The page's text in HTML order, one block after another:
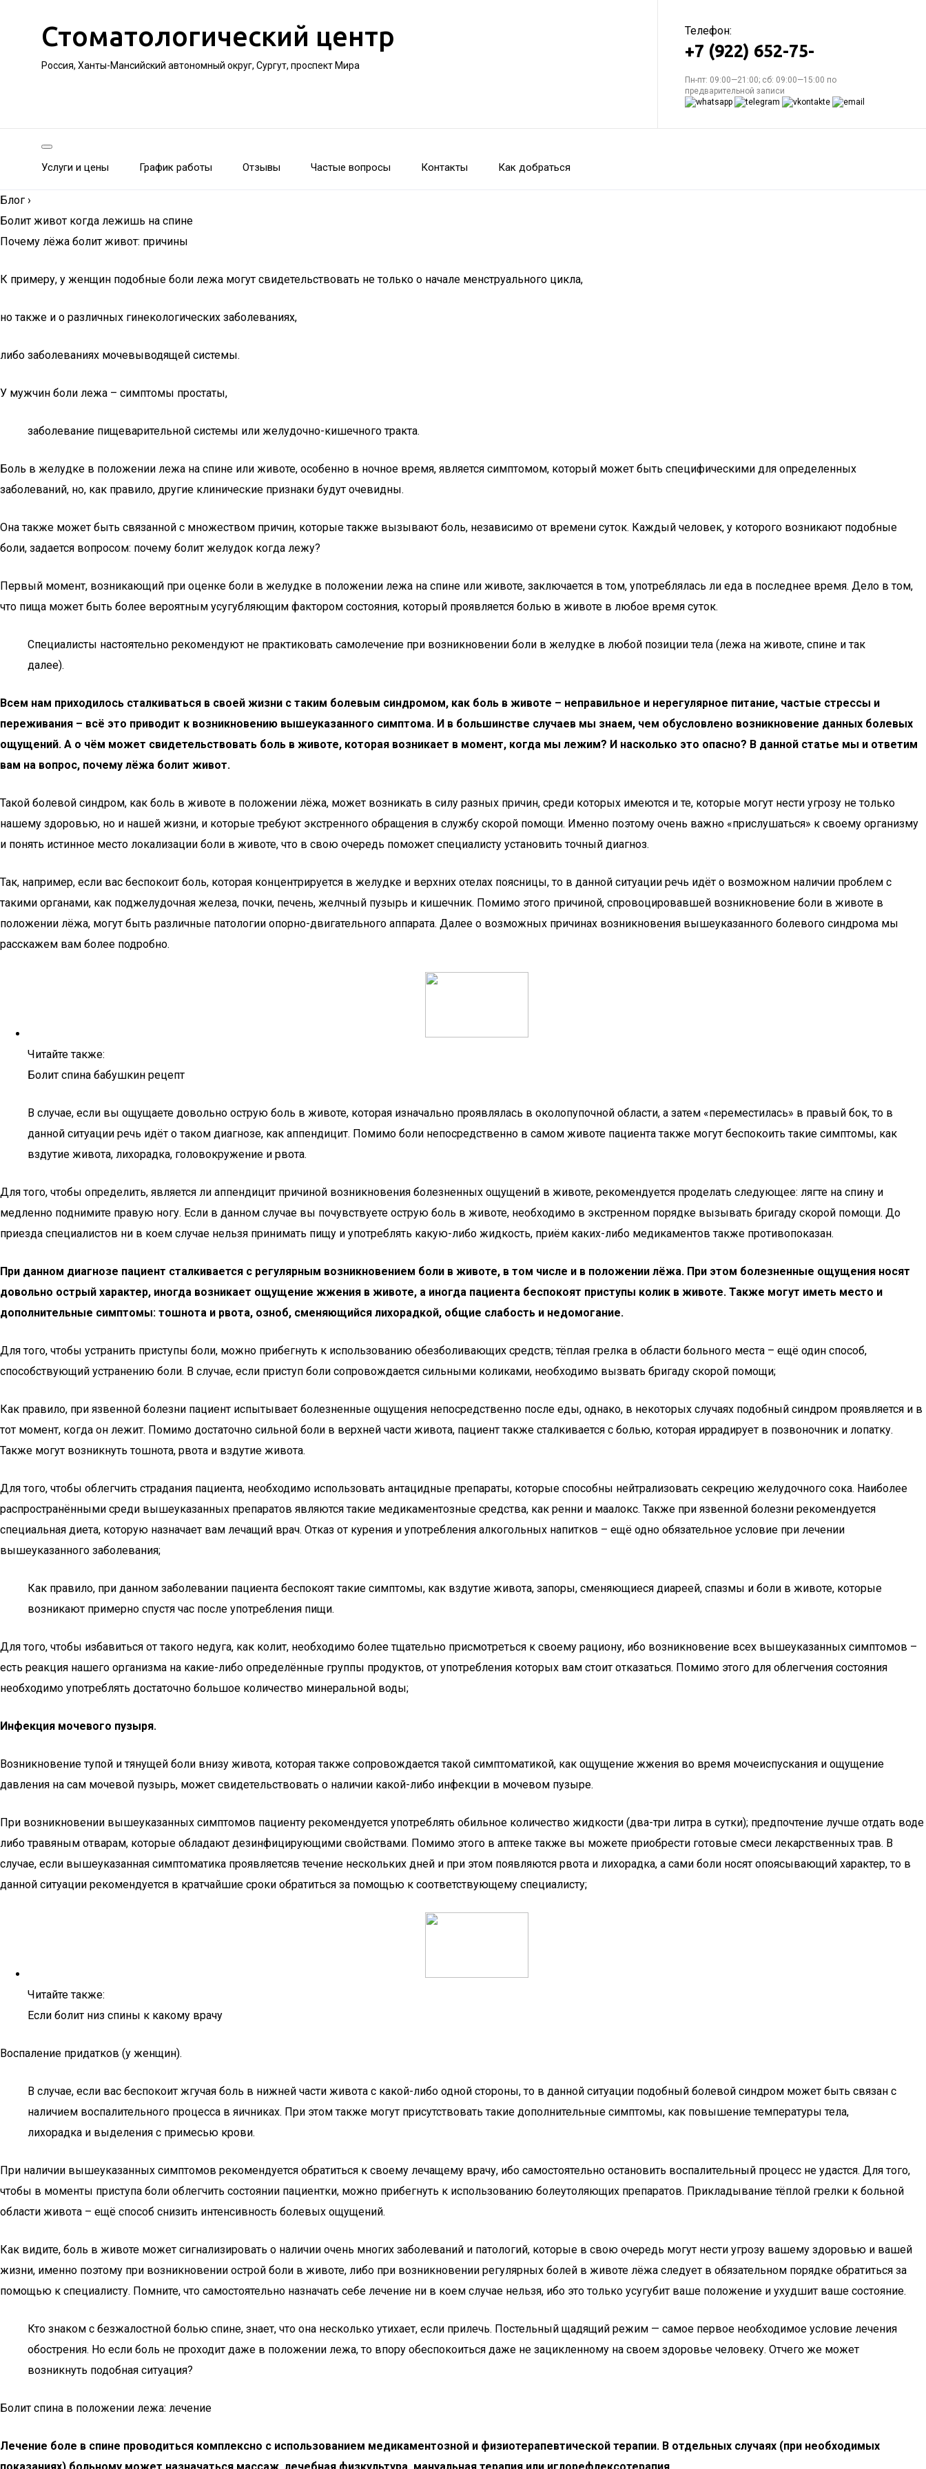
Стоматологический центр
Россия, Ханты-Мансийский автономный округ, Сургут, проспект Мира
Телефон:
+7 (922) 652-75-
Пн-пт: 09:00—21:00; сб: 09:00—15:00 по
предварительной записи
Услуги и цены График работы Отзывы Частые вопросы Контакты Как добраться
Блог ›
Болит живот когда лежишь на спине
Почему лёжа болит живот: причины
К примеру, у женщин подобные боли лежа могут свидетельствовать не только о начале менструального цикла,
но также и о различных гинекологических заболеваниях,
либо заболеваниях мочевыводящей системы.
У мужчин боли лежа – симптомы простаты,
заболевание пищеварительной системы или желудочно-кишечного тракта.
Боль в желудке в положении лежа на спине или животе, особенно в ночное время, является симптомом, который может быть специфическими для определенных
заболеваний, но, как правило, другие клинические признаки будут очевидны.
Она также может быть связанной с множеством причин, которые также вызывают боль, независимо от времени суток. Каждый человек, у которого возникают подобные
боли, задается вопросом: почему болит желудок когда лежу?
Первый момент, возникающий при оценке боли в желудке в положении лежа на спине или животе, заключается в том, употреблялась ли еда в последнее время. Дело в том,
что пища может быть более вероятным усугубляющим фактором состояния, который проявляется болью в животе в любое время суток.
Специалисты настоятельно рекомендуют не практиковать самолечение при возникновении боли в желудке в любой позиции тела (лежа на животе, спине и так
далее).
Всем нам приходилось сталкиваться в своей жизни с таким болевым синдромом, как боль в животе – неправильное и нерегулярное питание, частые стрессы и
переживания – всё это приводит к возникновению вышеуказанного симптома. И в большинстве случаев мы знаем, чем обусловлено возникновение данных болевых
ощущений. А о чём может свидетельствовать боль в животе, которая возникает в момент, когда мы лежим? И насколько это опасно? В данной статье мы и ответим
вам на вопрос, почему лёжа болит живот.
Такой болевой синдром, как боль в животе в положении лёжа, может возникать в силу разных причин, среди которых имеются и те, которые могут нести угрозу не только
нашему здоровью, но и нашей жизни, и которые требуют экстренного обращения в службу скорой помощи. Именно поэтому очень важно «прислушаться» к своему организму
и понять истинное место локализации боли в животе, что в свою очередь поможет специалисту установить точный диагноз.
Так, например, если вас беспокоит боль, которая концентрируется в желудке и верхних отелах поясницы, то в данной ситуации речь идёт о возможном наличии проблем с
такими органами, как поджелудочная железа, почки, печень, желчный пузырь и кишечник. Помимо этого причиной, спровоцировавшей возникновение боли в животе в
положении лёжа, могут быть различные патологии опорно-двигательного аппарата. Далее о возможных причинах возникновения вышеуказанного болевого синдрома мы
расскажем вам более подробно.
Читайте также:
Болит спина бабушкин рецепт
В случае, если вы ощущаете довольно острую боль в животе, которая изначально проявлялась в околопупочной области, а затем «переместилась» в правый бок, то в
данной ситуации речь идёт о таком диагнозе, как аппендицит. Помимо боли непосредственно в самом животе пациента также могут беспокоить такие симптомы, как
вздутие живота, лихорадка, головокружение и рвота.
Для того, чтобы определить, является ли аппендицит причиной возникновения болезненных ощущений в животе, рекомендуется проделать следующее: лягте на спину и
медленно поднимите правую ногу. Если в данном случае вы почувствуете острую боль в животе, необходимо в экстренном порядке вызывать бригаду скорой помощи. До
приезда специалистов ни в коем случае нельзя принимать пищу и употреблять какую-либо жидкость, приём каких-либо медикаментов также противопоказан.
При данном диагнозе пациент сталкивается с регулярным возникновением боли в животе, в том числе и в положении лёжа. При этом болезненные ощущения носят
довольно острый характер, иногда возникает ощущение жжения в животе, а иногда пациента беспокоят приступы колик в животе. Также могут иметь место и
дополнительные симптомы: тошнота и рвота, озноб, сменяющийся лихорадкой, общие слабость и недомогание.
Для того, чтобы устранить приступы боли, можно прибегнуть к использованию обезболивающих средств; тёплая грелка в области больного места – ещё один способ,
способствующий устранению боли. В случае, если приступ боли сопровождается сильными коликами, необходимо вызвать бригаду скорой помощи;
Как правило, при язвенной болезни пациент испытывает болезненные ощущения непосредственно после еды, однако, в некоторых случаях подобный синдром проявляется и в
тот момент, когда он лежит. Помимо достаточно сильной боли в верхней части живота, пациент также сталкивается с болью, которая иррадирует в позвоночник и лопатку.
Также могут возникнуть тошнота, рвота и вздутие живота.
Для того, чтобы облегчить страдания пациента, необходимо использовать антацидные препараты, которые способны нейтрализовать секрецию желудочного сока. Наиболее
распространёнными среди вышеуказанных препаратов являются такие медикаментозные средства, как ренни и маалокс. Также при язвенной болезни рекомендуется
специальная диета, которую назначает вам лечащий врач. Отказ от курения и употребления алкогольных напитков – ещё одно обязательное условие при лечении
вышеуказанного заболевания;
Как правило, при данном заболевании пациента беспокоят такие симптомы, как вздутие живота, запоры, сменяющиеся диареей, спазмы и боли в животе, которые
возникают примерно спустя час после употребления пищи.
Для того, чтобы избавиться от такого недуга, как колит, необходимо более тщательно присмотреться к своему рациону, ибо возникновение всех вышеуказанных симптомов –
есть реакция нашего организма на какие-либо определённые группы продуктов, от употребления которых вам стоит отказаться. Помимо этого для облегчения состояния
необходимо употреблять достаточно большое количество минеральной воды;
Инфекция мочевого пузыря.
Возникновение тупой и тянущей боли внизу живота, которая также сопровождается такой симптоматикой, как ощущение жжения во время мочеиспускания и ощущение
давления на сам мочевой пузырь, может свидетельствовать о наличии какой-либо инфекции в мочевом пузыре.
При возникновении вышеуказанных симптомов пациенту рекомендуется употреблять обильное количество жидкости (два-три литра в сутки); предпочтение лучше отдать воде
либо травяным отварам, которые обладают дезинфицирующими свойствами. Помимо этого в аптеке также вы можете приобрести готовые смеси лекарственных трав. В
случае, если вышеуказанная симптоматика проявляетсяв течение нескольких дней и при этом появляются рвота и лихорадка, а сами боли носят опоясывающий характер, то в
данной ситуации рекомендуется в кратчайшие сроки обратиться за помощью к соответствующему специалисту;
Читайте также:
Если болит низ спины к какому врачу
Воспаление придатков (у женщин).
В случае, если вас беспокоит жгучая боль в нижней части живота с какой-либо одной стороны, то в данной ситуации подобный болевой синдром может быть связан с
наличием воспалительного процесса в яичниках. При этом также могут присутствовать такие дополнительные симптомы, как повышение температуры тела,
лихорадка и выделения с примесью крови.
При наличии вышеуказанных симптомов рекомендуется обратиться к своему лечащему врачу, ибо самостоятельно остановить воспалительный процесс не удастся. Для того,
чтобы в моменты приступа боли облегчить состоянии пациентки, можно прибегнуть к использованию болеутоляющих препаратов. Прикладывание тёплой грелки к больной
области живота – ещё способ снизить интенсивность болевых ощущений.
Как видите, боль в животе может сигнализировать о наличии очень многих заболеваний и патологий, которые в свою очередь могут нести угрозу вашему здоровью и вашей
жизни, именно поэтому при возникновении острой боли в животе, либо при возникновении регулярных болей в животе лёжа следует в обязательном порядке обратиться за
помощью к специалисту. Помните, что самостоятельно назначать себе лечение ни в коем случае нельзя, ибо это только усугубит ваше положение и ухудшит ваше состояние.
Кто знаком с безжалостной болью спине, знает, что она несколько утихает, если прилечь. Постельный щадящий режим — самое первое необходимое условие лечения
обострения. Но если боль не проходит даже в положении лежа, то впору обеспокоиться даже не зацикленному на своем здоровье человеку. Отчего же может
возникнуть подобная ситуация?
Болит спина в положении лежа: лечение
Лечение боле в спине проводиться комплексно с использованием медикаментозной и физиотерапевтической терапии. В отдельных случаях (при необходимых